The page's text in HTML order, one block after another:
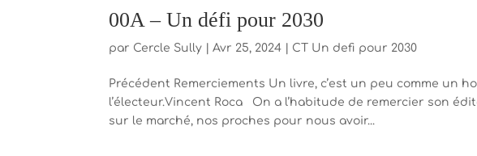
00A – Un défi pour 2030
par Cercle Sully |Avr 25, 2024 | CT Un defi pour 2030
Précédent Remerciements Un livre, c’est un peu comme un
l’électeur.Vincent Roca On a l’habitude de remercier son
sur le marché, nos proches pour nous avoir...